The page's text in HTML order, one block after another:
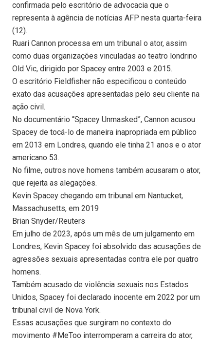
confirmada pelo escritório de advocacia que o
representa à agência de notícias AFP nesta quarta-feira
(12).
Ruari Cannon processa em um tribunal o ator, assim
como duas organizações vinculadas ao teatro londrino
Old Vic, dirigido por Spacey entre 2003 e 2015.
O escritório Fieldfisher não especificou o conteúdo
exato das acusações apresentadas pelo seu cliente na
ação civil.
No documentário “Spacey Unmasked”, Cannon acusou
Spacey de tocá-lo de maneira inapropriada em público
em 2013 em Londres, quando ele tinha 21 anos e o ator
americano 53.
No filme, outros nove homens também acusaram o ator,
que rejeita as alegações.
Kevin Spacey chegando em tribunal em Nantucket,
Massachusetts, em 2019
Brian Snyder/Reuters
Em julho de 2023, após um mês de um julgamento em
Londres, Kevin Spacey foi absolvido das acusações de
agressões sexuais apresentadas contra ele por quatro
homens.
Também acusado de violência sexuais nos Estados
Unidos, Spacey foi declarado inocente em 2022 por um
tribunal civil de Nova York.
Essas acusações que surgiram no contexto do
movimento #MeToo interromperam a carreira do ator,